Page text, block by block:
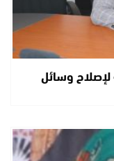
لإصلاح وسائل